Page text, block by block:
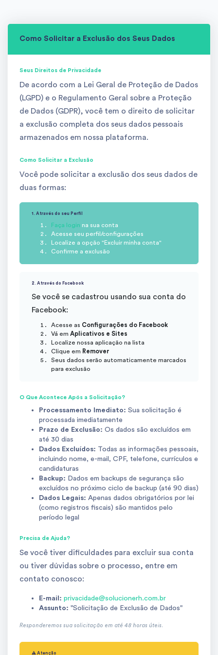
Como Solicitar a Exclusão dos Seus Dados
Seus Direitos de Privacidade
De acordo com a Lei Geral de Proteção de Dados
(LGPD) e o Regulamento Geral sobre a Proteção
de Dados (GDPR), você tem o direito de solicitar
a exclusão completa dos seus dados pessoais
armazenados em nossa plataforma.
Como Solicitar a Exclusão
Você pode solicitar a exclusão dos seus dados de
duas formas:
1. Através do seu Perfil
Faça login na sua conta
Acesse seu perfil/configurações
Localize a opção "Excluir minha conta"
Confirme a exclusão
2. Através do Facebook
Se você se cadastrou usando sua conta do
Facebook:
Acesse as Configurações do Facebook
Vá em Aplicativos e Sites
Localize nossa aplicação na lista
Clique em Remover
Seus dados serão automaticamente marcados
para exclusão
O Que Acontece Após a Solicitação?
Processamento Imediato: Sua solicitação é
processada imediatamente
Prazo de Exclusão: Os dados são excluídos em
até 30 dias
Dados Excluídos: Todas as informações pessoais,
incluindo nome, e-mail, CPF, telefone, currículos e
candidaturas
Backup: Dados em backups de segurança são
excluídos no próximo ciclo de backup (até 90 dias)
Dados Legais: Apenas dados obrigatórios por lei
(como registros fiscais) são mantidos pelo
período legal
Precisa de Ajuda?
Se você tiver dificuldades para excluir sua conta
ou tiver dúvidas sobre o processo, entre em
contato conosco:
E-mail: privacidade@solucionerh.com.br
Assunto: "Solicitação de Exclusão de Dados"
Responderemos sua solicitação em até 48 horas úteis.
⚠️ Atenção